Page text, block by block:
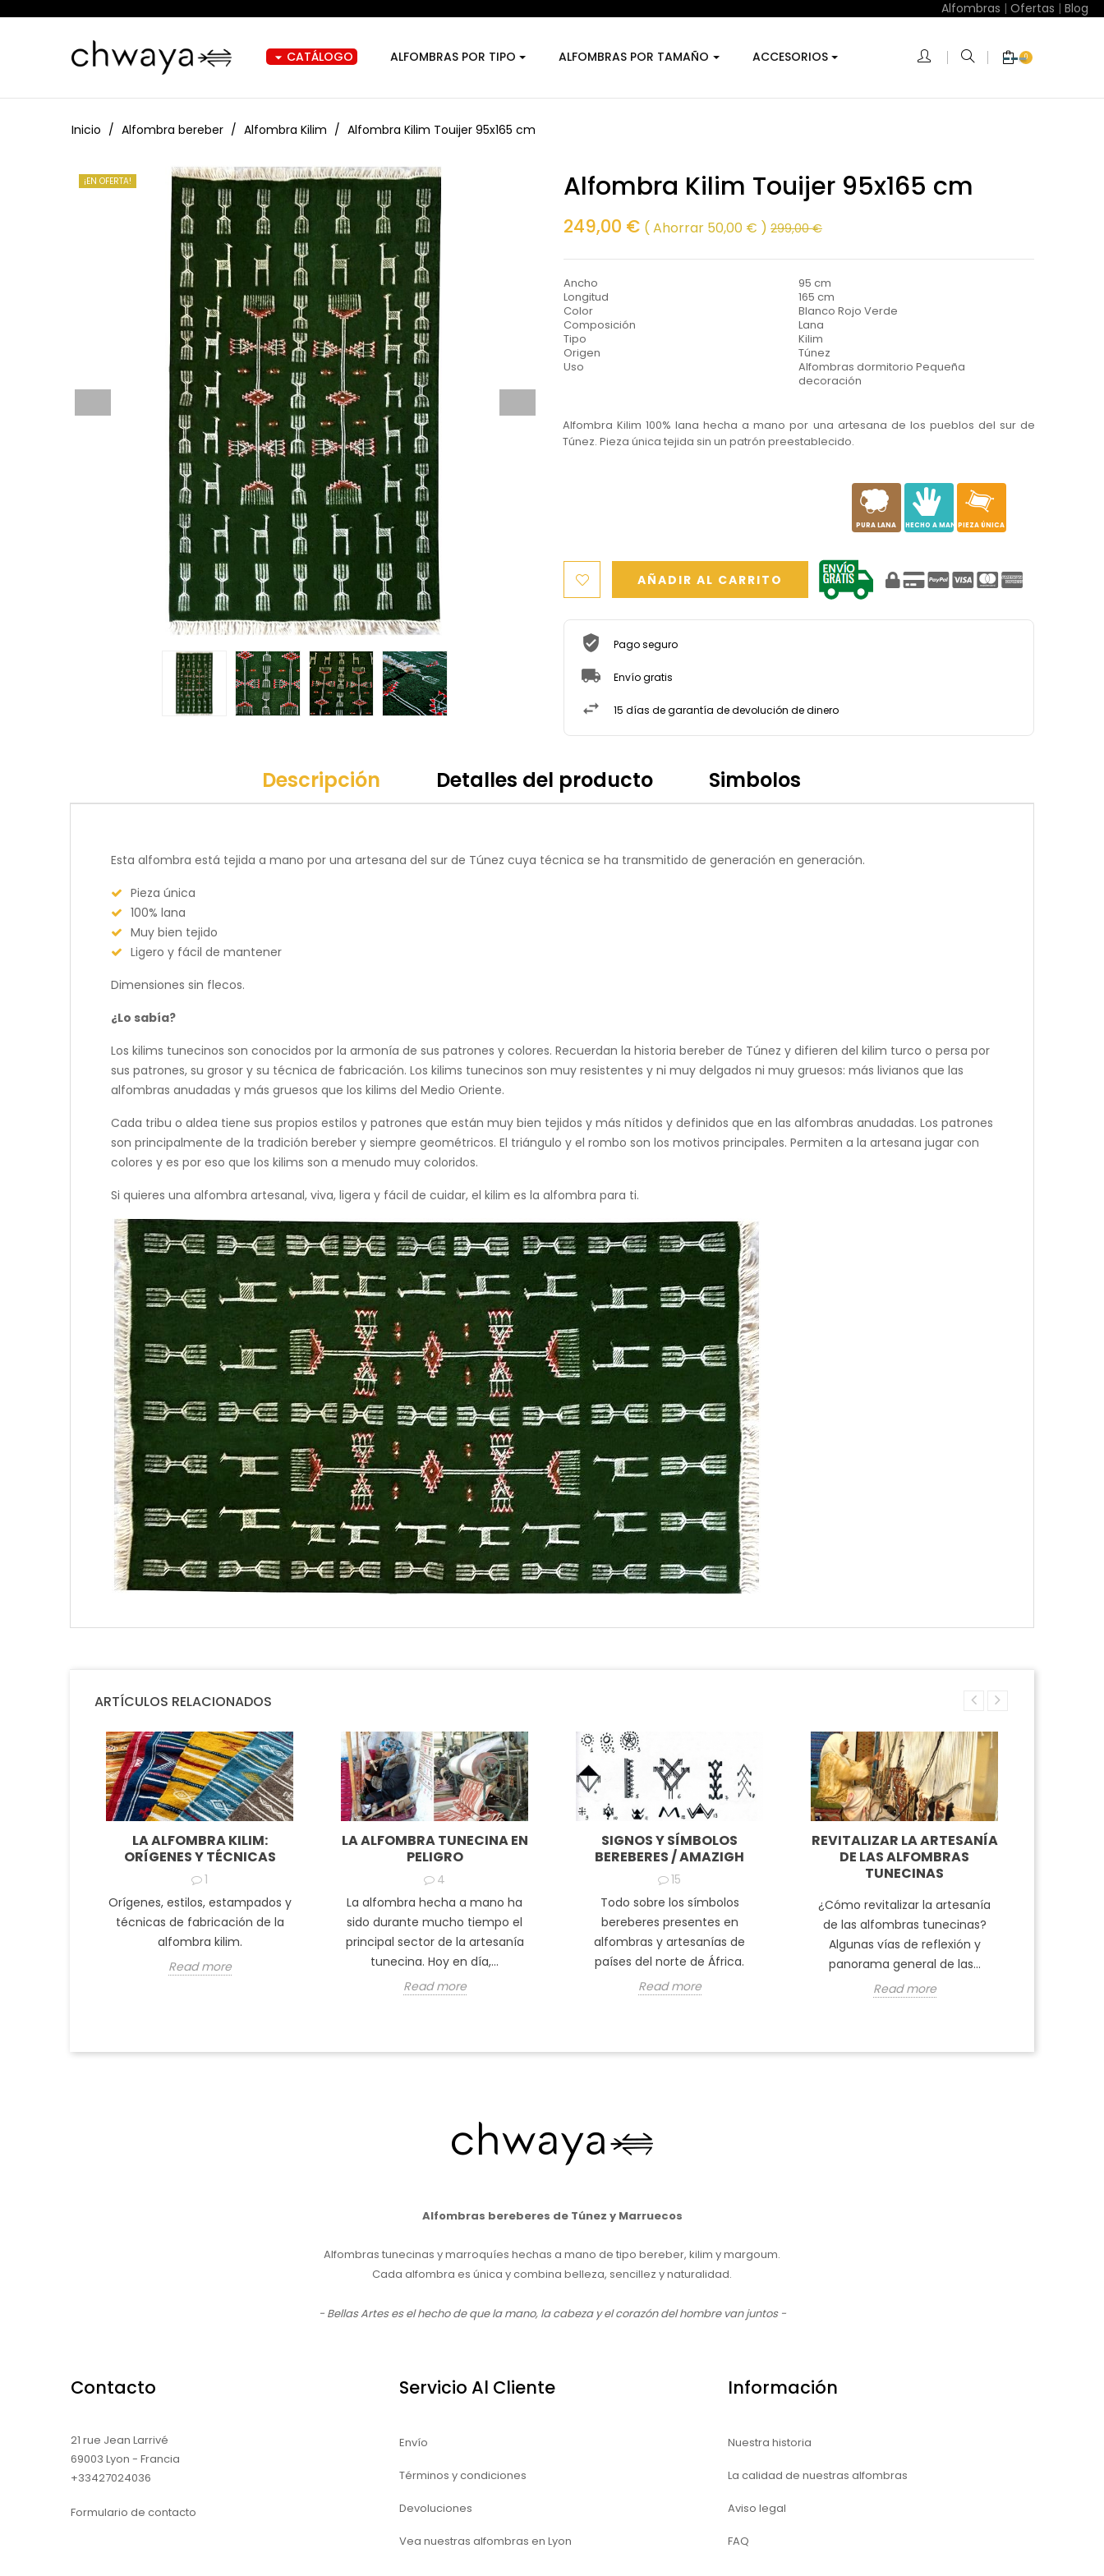
Alfombras | Ofertas | Blog
arrow_drop_down CATÁLOGO ALFOMBRAS POR TIPO ALFOMBRAS POR TAMAÑO ACCESORIOS 0
Inicio Alfombra bereber Alfombra Kilim Alfombra Kilim Touijer 95x165 cm
¡EN OFERTA! Alfombra Kilim Touijer 95x165 cm
249,00 € Ahorrar 50,00 € 299,00 €
Ancho
95 cm
Longitud
165 cm
Color
Blanco Rojo Verde
Composición
Lana
Tipo
Kilim
Origen
Túnez
Uso
Alfombras dormitorio Pequeña
decoración
Alfombra Kilim 100% lana hecha a mano por una artesana de los pueblos del sur de
Túnez. Pieza única tejida sin un patrón preestablecido.
a
PURA LANA
c
HECHO A MANO
h
PIEZA ÚNICA
AÑADIR AL CARRITO
Pago seguro
Envío gratis
15 días de garantía de devolución de dinero
Descripción Detalles del producto Simbolos
Esta alfombra está tejida a mano por una artesana del sur de Túnez cuya técnica se ha transmitido de generación en generación.
Pieza única
100% lana
Muy bien tejido
Ligero y fácil de mantener
Dimensiones sin flecos.
¿Lo sabía?
Los kilims tunecinos son conocidos por la armonía de sus patrones y colores. Recuerdan la historia bereber de Túnez y difieren del kilim turco o persa por
sus patrones, su grosor y su técnica de fabricación. Los kilims tunecinos son muy resistentes y ni muy delgados ni muy gruesos: más livianos que las
alfombras anudadas y más gruesos que los kilims del Medio Oriente.
Cada tribu o aldea tiene sus propios estilos y patrones que están muy bien tejidos y más nítidos y definidos que en las alfombras anudadas. Los patrones
son principalmente de la tradición bereber y siempre geométricos. El triángulo y el rombo son los motivos principales. Permiten a la artesana jugar con
colores y es por eso que los kilims son a menudo muy coloridos.
Si quieres una alfombra artesanal, viva, ligera y fácil de cuidar, el kilim es la alfombra para ti.
ARTÍCULOS RELACIONADOS
LA ALFOMBRA KILIM:
ORÍGENES Y TÉCNICAS
1
Orígenes, estilos, estampados y
técnicas de fabricación de la
alfombra kilim.
Read more
LA ALFOMBRA TUNECINA EN
PELIGRO
4
La alfombra hecha a mano ha
sido durante mucho tiempo el
principal sector de la artesanía
tunecina. Hoy en día,...
Read more
SIGNOS Y SÍMBOLOS
BEREBERES / AMAZIGH
15
Todo sobre los símbolos
bereberes presentes en
alfombras y artesanías de
países del norte de África.
Read more
REVITALIZAR LA ARTESANÍA
DE LAS ALFOMBRAS
TUNECINAS
¿Cómo revitalizar la artesanía
de las alfombras tunecinas?
Algunas vías de reflexión y
panorama general de las...
Read more
Alfombras bereberes de Túnez y Marruecos
Alfombras tunecinas y marroquíes hechas a mano de tipo bereber, kilim y margoum.
Cada alfombra es única y combina belleza, sencillez y naturalidad.
- Bellas Artes es el hecho de que la mano, la cabeza y el corazón del hombre van juntos -
Contacto
21 rue Jean Larrivé
69003 Lyon - Francia
+33427024036
Formulario de contacto
Servicio Al Cliente
Envío
Términos y condiciones
Devoluciones
Vea nuestras alfombras en Lyon
Información
Nuestra historia
La calidad de nuestras alfombras
Aviso legal
FAQ